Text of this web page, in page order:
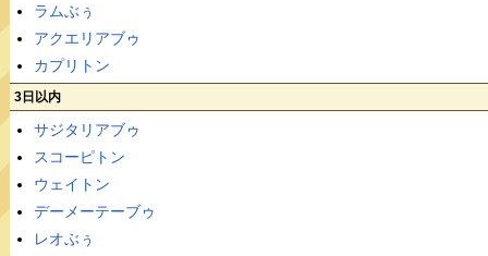
ラムぶぅ
アクエリアブゥ
カプリトン
3日以内
サジタリアブゥ
スコーピトン
ウェイトン
デーメーテーブゥ
レオぶぅ